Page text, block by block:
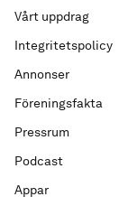
Vårt uppdrag
Integritetspolicy
Annonser
Föreningsfakta
Pressrum
Podcast
Appar